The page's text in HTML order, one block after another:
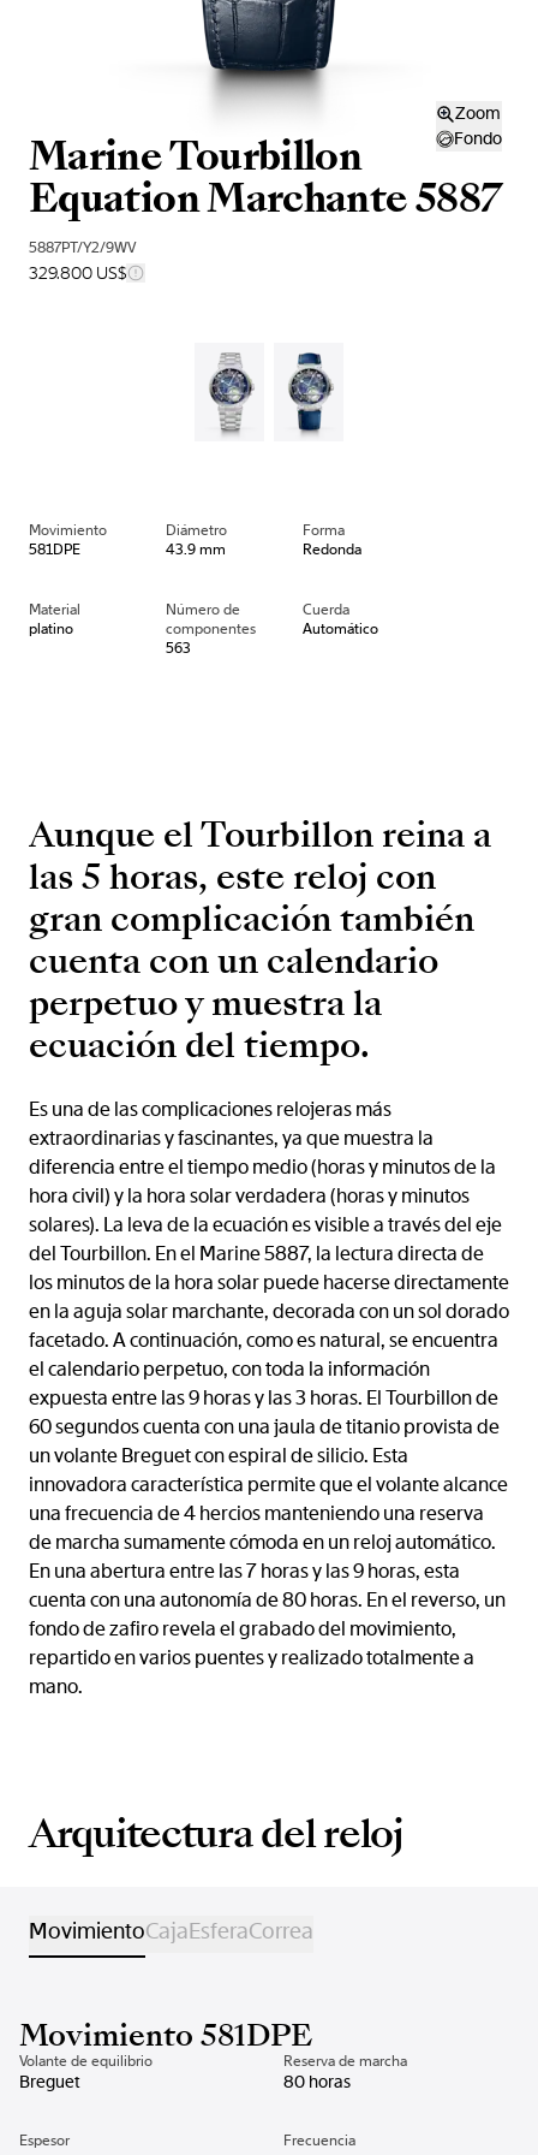
Zoom
Fondo
Marine Tourbillon
Equation Marchante 5887
5887PT/Y2/9WV
329.800 US$
Movimiento
581DPE
Diámetro
43.9 mm
Forma
Redonda
Material
platino
Número de
componentes
563
Cuerda
Automático
Aunque el Tourbillon reina a
las 5 horas, este reloj con
gran complicación también
cuenta con un calendario
perpetuo y muestra la
ecuación del tiempo.
Es una de las complicaciones relojeras más
extraordinarias y fascinantes, ya que muestra la
diferencia entre el tiempo medio (horas y minutos de la
hora civil) y la hora solar verdadera (horas y minutos
solares). La leva de la ecuación es visible a través del eje
del Tourbillon. En el Marine 5887, la lectura directa de
los minutos de la hora solar puede hacerse directamente
en la aguja solar marchante, decorada con un sol dorado
facetado. A continuación, como es natural, se encuentra
el calendario perpetuo, con toda la información
expuesta entre las 9 horas y las 3 horas. El Tourbillon de
60 segundos cuenta con una jaula de titanio provista de
un volante Breguet con espiral de silicio. Esta
innovadora característica permite que el volante alcance
una frecuencia de 4 hercios manteniendo una reserva
de marcha sumamente cómoda en un reloj automático.
En una abertura entre las 7 horas y las 9 horas, esta
cuenta con una autonomía de 80 horas. En el reverso, un
fondo de zafiro revela el grabado del movimiento,
repartido en varios puentes y realizado totalmente a
mano.
Arquitectura del reloj
MovimientoCajaEsferaCorrea
Movimiento 581DPE
Volante de equilibrio
Breguet
Reserva de marcha
80 horas
Espesor Frecuencia